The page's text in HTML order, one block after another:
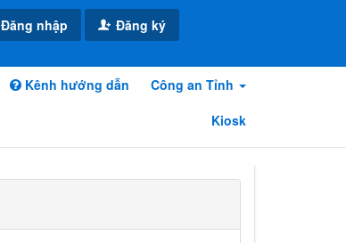
Đăng nhập Đăng ký
Kênh hướng dẫn
Công an Tỉnh
Kiosk